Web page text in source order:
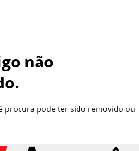
não
procura pode ter sido removido ou